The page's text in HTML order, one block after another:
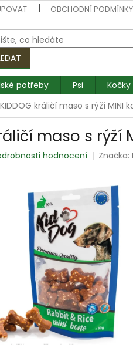
OBCHODNÍ PODMÍNKY
potřeby Psi Kočky
KIDDOG králičí maso s rýží MINI
maso s rýží
hodnocení Značka: